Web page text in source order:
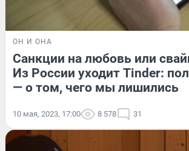
ОН И ОНА
Санкции на любовь или
Из России уходит Tinder:
— о том, чего мы лишились
10 мая, 2023, 17:00 8 578 31